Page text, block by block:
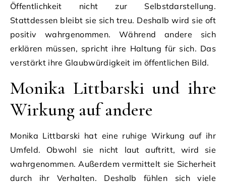
Öffentlichkeit nicht zur Selbstdarstellung.
Stattdessen bleibt sie sich treu. Deshalb wird sie oft
positiv wahrgenommen. Während andere sich
erklären müssen, spricht ihre Haltung für sich. Das
verstärkt ihre Glaubwürdigkeit im öffentlichen Bild.
Monika Littbarski und ihre
Wirkung auf andere
Monika Littbarski hat eine ruhige Wirkung auf ihr
Umfeld. Obwohl sie nicht laut auftritt, wird sie
wahrgenommen. Außerdem vermittelt sie Sicherheit
durch ihr Verhalten. Deshalb fühlen sich viele